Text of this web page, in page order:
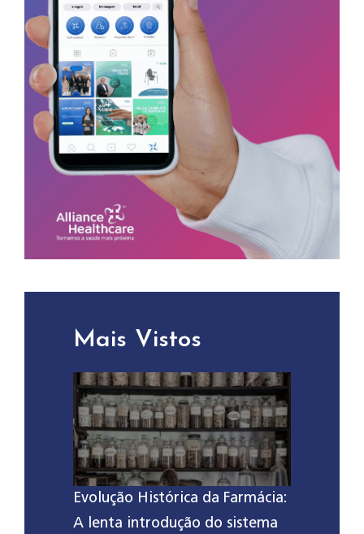
Mais Vistos
Evolução Histórica da Farmácia:
A lenta introdução do sistema